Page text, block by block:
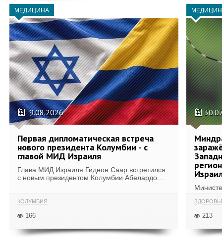
МЕДИЦИНА
9.08.2026
Первая дипломатическая встреча
нового президента Колумбии - с
главой МИД Израиля
Глава МИД Израиля Гидеон Саар встретился
с новым президентом Колумбии Абелардо...
КОЛУМБИЯ
166 213